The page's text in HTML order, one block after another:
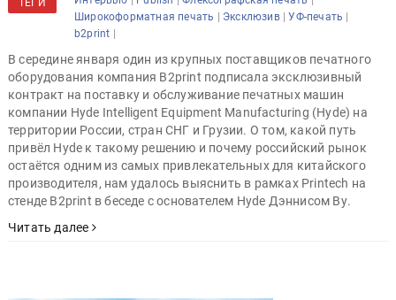
ТЕГИ
Широкоформатная печать | Эксклюзив|УФ-печать |
b2print |
В середине января один из крупных поставщиков печатного
оборудования компания B2print подписала эксклюзивный
контракт на поставку и обслуживание печатных машин
компании Hyde Intelligent Equipment Manufacturing (Hyde) на
территории России, стран СНГ и Грузии. О том, какой путь
привёл Hyde к такому решению и почему российский рынок
остаётся одним из самых привлекательных для китайского
производителя, нам удалось выяснить в рамках Printech на
стенде B2print в беседе с основателем Hyde Дэннисом Ву.
Читать далее